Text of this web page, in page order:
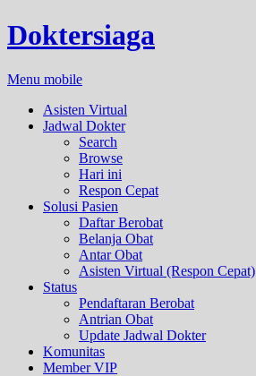
Doktersiaga
Menu mobile
Asisten Virtual
Jadwal Dokter
Search
Browse
Hari ini
Respon Cepat
Solusi Pasien
Daftar Berobat
Belanja Obat
Antar Obat
Asisten Virtual (Respon Cepat)
Status
Pendaftaran Berobat
Antrian Obat
Update Jadwal Dokter
Komunitas
Member VIP